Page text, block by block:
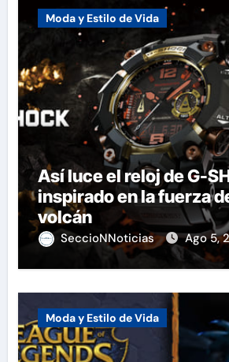
Moda y Estilo de Vida
Así luce el reloj de G-
inspirado en la fuerza
volcán
SeccioNNoticias Ago 5,
Moda y Estilo de Vida